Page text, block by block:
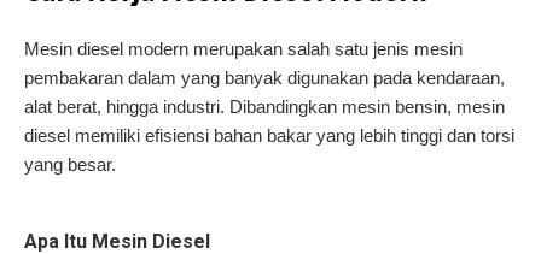
Mesin diesel modern merupakan salah satu jenis mesin
pembakaran dalam yang banyak digunakan pada kendaraan,
alat berat, hingga industri. Dibandingkan mesin bensin, mesin
diesel memiliki efisiensi bahan bakar yang lebih tinggi dan torsi
yang besar.
Apa Itu Mesin Diesel